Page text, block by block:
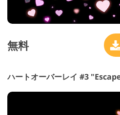
無料
ハートオーバーレイ #3